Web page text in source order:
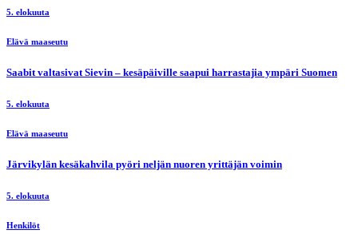
5. elokuuta
Elävä maaseutu
Saabit valtasivat Sievin – kesäpäiville saapui harrastajia ympäri Suomen
5. elokuuta
Elävä maaseutu
Järvikylän kesäkahvila pyöri neljän nuoren yrittäjän voimin
5. elokuuta
Henkilöt